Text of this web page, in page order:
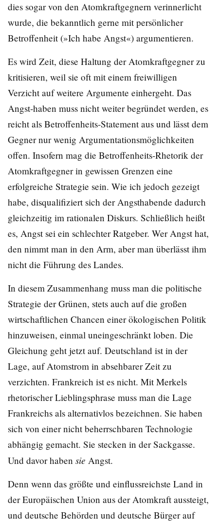
dies sogar von den Atomkraftgegnern verinnerlicht
wurde, die bekanntlich gerne mit persönlicher
Betroffenheit (»Ich habe Angst«) argumentieren.
Es wird Zeit, diese Haltung der Atomkraftgegner zu
kritisieren, weil sie oft mit einem freiwilligen
Verzicht auf weitere Argumente einhergeht. Das
Angst-haben muss nicht weiter begründet werden, es
reicht als Betroffenheits-Statement aus und lässt dem
Gegner nur wenig Argumentationsmöglichkeiten
offen. Insofern mag die Betroffenheits-Rhetorik der
Atomkraftgegner in gewissen Grenzen eine
erfolgreiche Strategie sein. Wie ich jedoch gezeigt
habe, disqualifiziert sich der Angsthabende dadurch
gleichzeitig im rationalen Diskurs. Schließlich heißt
es, Angst sei ein schlechter Ratgeber. Wer Angst hat,
den nimmt man in den Arm, aber man überlässt ihm
nicht die Führung des Landes.
In diesem Zusammenhang muss man die politische
Strategie der Grünen, stets auch auf die großen
wirtschaftlichen Chancen einer ökologischen Politik
hinzuweisen, einmal uneingeschränkt loben. Die
Gleichung geht jetzt auf. Deutschland ist in der
Lage, auf Atomstrom in absehbarer Zeit zu
verzichten. Frankreich ist es nicht. Mit Merkels
rhetorischer Lieblingsphrase muss man die Lage
Frankreichs als alternativlos bezeichnen. Sie haben
sich von einer nicht beherrschbaren Technologie
abhängig gemacht. Sie stecken in der Sackgasse.
Und davor haben sie Angst.
Denn wenn das größte und einflussreichste Land in
der Europäischen Union aus der Atomkraft aussteigt,
und deutsche Behörden und deutsche Bürger auf